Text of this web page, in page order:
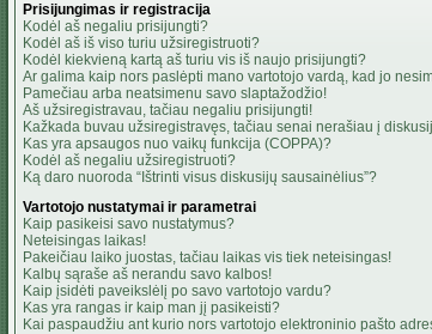
Prisijungimas ir registracija
Kodėl aš negaliu prisijungti?
Kodėl aš iš viso turiu užsiregistruoti?
Kodėl kiekvieną kartą aš turiu vis iš naujo prisijungti?
Ar galima kaip nors paslėpti mano vartotojo vardą, kad jo
Pamečiau arba neatsimenu savo slaptažodžio!
Aš užsiregistravau, tačiau negaliu prisijungti!
Kažkada buvau užsiregistravęs, tačiau senai nerašiau į
Kas yra apsaugos nuo vaikų funkcija (COPPA)?
Kodėl aš negaliu užsiregistruoti?
Ką daro nuoroda “Ištrinti visus diskusijų sausainėlius”?
Vartotojo nustatymai ir parametrai
Kaip pasikeisi savo nustatymus?
Neteisingas laikas!
Pakeičiau laiko juostas, tačiau laikas vis tiek neteisingas!
Kalbų sąraše aš nerandu savo kalbos!
Kaip įsidėti paveikslėlį po savo vartotojo vardu?
Kas yra rangas ir kaip man jį pasikeisti?
Kai paspaudžiu ant kurio nors vartotojo elektroninio pašto